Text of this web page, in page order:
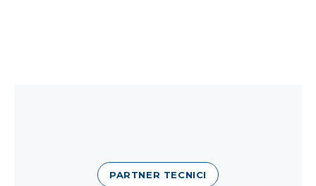
PARTNER TECNICI